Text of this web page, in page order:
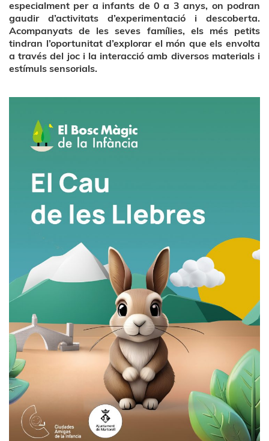
especialment per a infants de 0 a 3 anys, on podran
gaudir d’activitats d’experimentació i descoberta.
Acompanyats de les seves famílies, els més petits
tindran l’oportunitat d’explorar el món que els envolta
a través del joc i la interacció amb diversos materials i
estímuls sensorials.